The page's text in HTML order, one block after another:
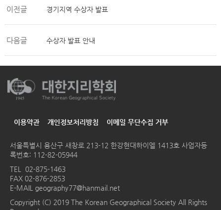
이전글 경기지역 수상자 발표
다음글 수상자 발표 안내
이용약관 개인정보처리방침 이메일 무단수집 거부
서울특별시 용산구 새창로 213-12 한강현대하이엘 1413호 사업자등
록번호: 112-82-05944
TEL 02-875-1463
FAX 02-876-2853
E-MAIL geography77@hanmail.net
Copyright (C) 2019 The Korean Geographical Society All Rights